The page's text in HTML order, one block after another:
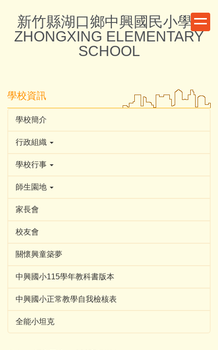
新竹縣湖口鄉中興國民小學 -
ZHONGXING ELEMENTARY
SCHOOL
學校資訊
學校簡介
行政組織
學校行事
師生園地
家長會
校友會
關懷興童築夢
中興國小115學年教科書版本
中興國小正常教學自我檢核表
全能小坦克